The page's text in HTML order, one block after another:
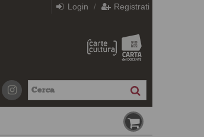
Login / Registrati